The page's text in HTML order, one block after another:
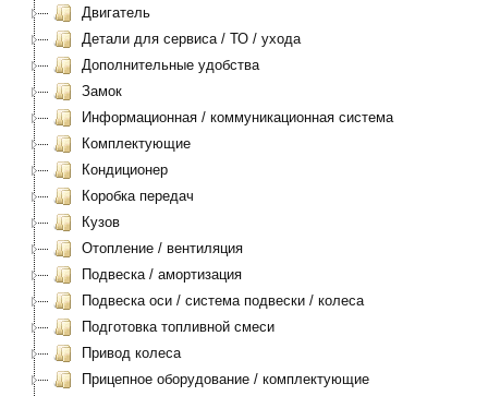
Двигатель
Детали для сервиса / ТО / ухода
Дополнительные удобства
Замок
Информационная / коммуникационная система
Комплектующие
Кондиционер
Коробка передач
Кузов
Отопление / вентиляция
Подвеска / амортизация
Подвеска оси / система подвески / колеса
Подготовка топливной смеси
Привод колеса
Прицепное оборудование / комплектующие